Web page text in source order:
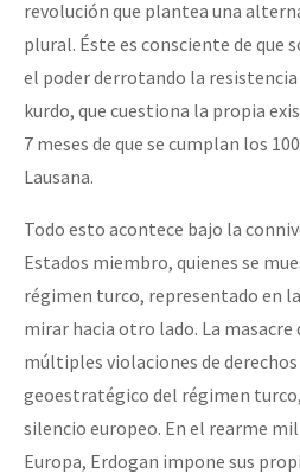
revolución que plantea una
plural. Éste es consciente de que
el poder derrotando la
kurdo, que cuestiona la propia
7 meses de que se cumplan los
Lausana.
Todo esto acontece bajo la
Estados miembro, quienes se
régimen turco, representado en
mirar hacia otro lado. La masacre
múltiples violaciones de
geoestratégico del régimen
silencio europeo. En el rearme
Europa, Erdogan impone sus